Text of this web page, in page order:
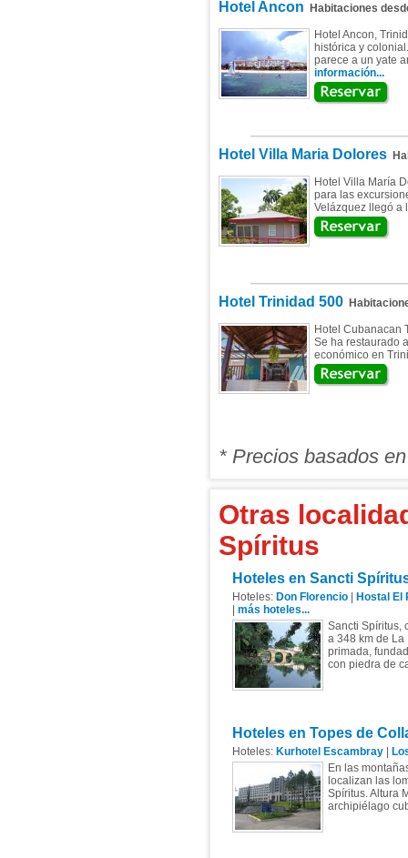
Hotel Ancon Habitaciones
Hotel Ancon,
histórica y
parece a un yate
información...
Hotel Villa Maria Dolores
Hotel Villa María
para las
Velázquez llegó a
Hotel Trinidad 500
Hotel Cubanacan
Se ha restaurado
económico en
* Precios basados
Otras
Spíritus
Hoteles en Sancti
Hoteles: Don Florencio|
Hostal El
más hoteles...
Sancti Spíritus,
a 348 km de
primada,
con piedra de
Hoteles en Topes de
Hoteles: Kurhotel Escambray|
En las
localizan las
Spíritus. Altura
archipiélago